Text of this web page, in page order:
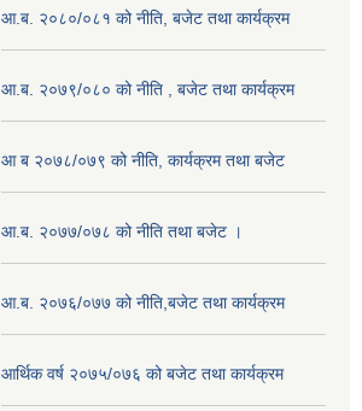
आ.ब. २०८०/०८१ को नीति, बजेट तथा कार्यक्रम
आ.ब. २०७९/०८० को नीति , बजेट तथा कार्यक्रम
आ ब २०७८/०७९ को नीति, कार्यक्रम तथा बजेट
आ.ब. २०७७/०७८ को नीति तथा बजेट ।
आ.ब. २०७६/०७७ को नीति,बजेट तथा कार्यक्रम
आर्थिक वर्ष २०७५/०७६ को बजेट तथा कार्यक्रम